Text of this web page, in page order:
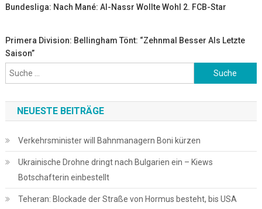
Bundesliga: Nach Mané: Al-Nassr Wollte Wohl 2. FCB-Star
Primera Division: Bellingham Tönt: “Zehnmal Besser Als Letzte
Saison”
Suche
nach:
NEUESTE BEITRÄGE
Verkehrsminister will Bahnmanagern Boni kürzen
Ukrainische Drohne dringt nach Bulgarien ein – Kiews
Botschafterin einbestellt
Teheran: Blockade der Straße von Hormus besteht, bis USA